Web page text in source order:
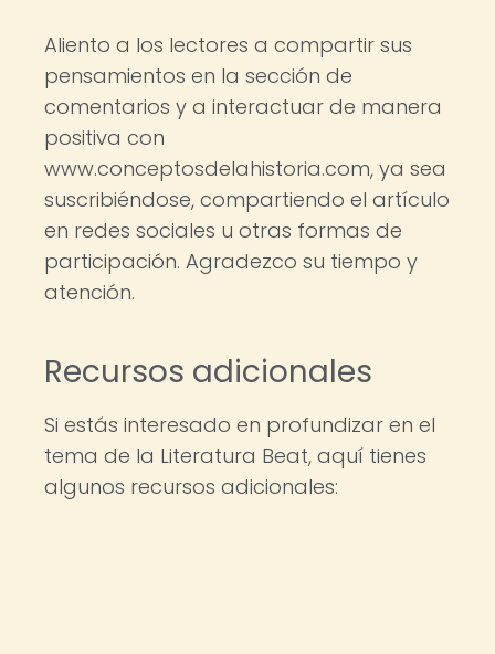
Aliento a los lectores a compartir sus
pensamientos en la sección de
comentarios y a interactuar de manera
positiva con
www.conceptosdelahistoria.com, ya sea
suscribiéndose, compartiendo el artículo
en redes sociales u otras formas de
participación. Agradezco su tiempo y
atención.
Recursos adicionales
Si estás interesado en profundizar en el
tema de la Literatura Beat, aquí tienes
algunos recursos adicionales: